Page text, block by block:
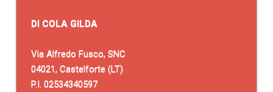
DI COLA GILDA
Via Alfredo Fusco, SNC
04021, Castelforte (LT)
P.I. 02534340597